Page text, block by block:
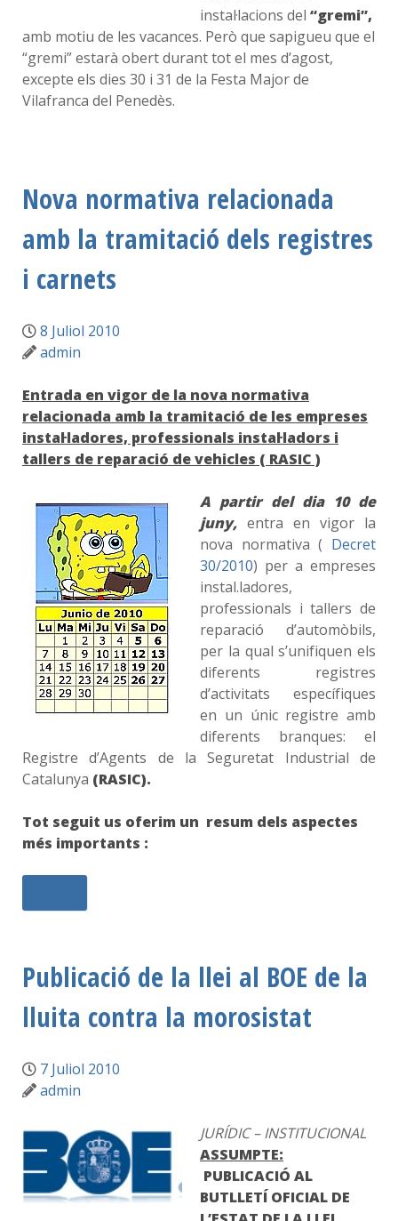
instal·lacions del “gremi”,
amb motiu de les vacances. Però que sapigueu que el
“gremi” estarà obert durant tot el mes d’agost,
excepte els dies 30 i 31 de la Festa Major de
Vilafranca del Penedès.
Nova normativa relacionada
amb la tramitació dels registres
i carnets
8 Juliol 2010
admin
Entrada en vigor de la nova normativa
relacionada amb la tramitació de les empreses
instal·ladores, professionals instal·ladors i
tallers de reparació de vehicles ( RASIC )
A partir del dia 10 de
juny, entra en vigor la
nova normativa ( Decret
30/2010) per a empreses
instal.ladores,
professionals i tallers de
reparació d’automòbils,
per la qual s’unifiquen els
diferents registres
d’activitats específiques
en un únic registre amb
diferents branques: el
Registre d’Agents de la Seguretat Industrial de
Catalunya (RASIC).
Tot seguit us oferim un resum dels aspectes
més importants :
Publicació de la llei al BOE de la
lluita contra la morosistat
7 Juliol 2010
admin
JURÍDIC – INSTITUCIONAL
ASSUMPTE:
PUBLICACIÓ AL
BUTLLETÍ OFICIAL DE